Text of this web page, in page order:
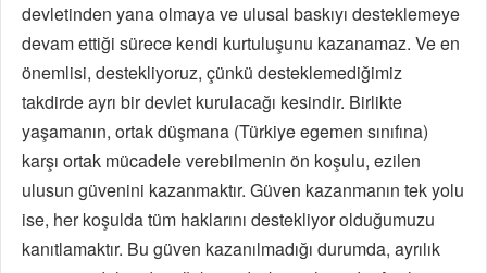
devletinden yana olmaya ve ulusal baskıyı desteklemeye
devam ettiği sürece kendi kurtuluşunu kazanamaz. Ve en
önemlisi, destekliyoruz, çünkü desteklemediğimiz
takdirde ayrı bir devlet kurulacağı kesindir. Birlikte
yaşamanın, ortak düşmana (Türkiye egemen sınıfına)
karşı ortak mücadele verebilmenin ön koşulu, ezilen
ulusun güvenini kazanmaktır. Güven kazanmanın tek yolu
ise, her koşulda tüm haklarını destekliyor olduğumuzu
kanıtlamaktır. Bu güven kazanılmadığı durumda, ayrılık